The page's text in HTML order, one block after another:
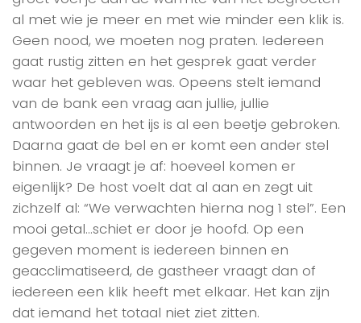
al met wie je meer en met wie minder een klik is.
Geen nood, we moeten nog praten. Iedereen
gaat rustig zitten en het gesprek gaat verder
waar het gebleven was. Opeens stelt iemand
van de bank een vraag aan jullie, jullie
antwoorden en het ijs is al een beetje gebroken.
Daarna gaat de bel en er komt een ander stel
binnen. Je vraagt je af: hoeveel komen er
eigenlijk? De host voelt dat al aan en zegt uit
zichzelf al: “We verwachten hierna nog 1 stel”. Een
mooi getal…schiet er door je hoofd. Op een
gegeven moment is iedereen binnen en
geacclimatiseerd, de gastheer vraagt dan of
iedereen een klik heeft met elkaar. Het kan zijn
dat iemand het totaal niet ziet zitten.